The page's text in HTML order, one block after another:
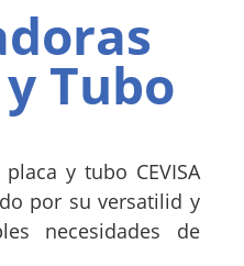
Tubo
y tubo CEVISA
por su versatilid y
necesidades de